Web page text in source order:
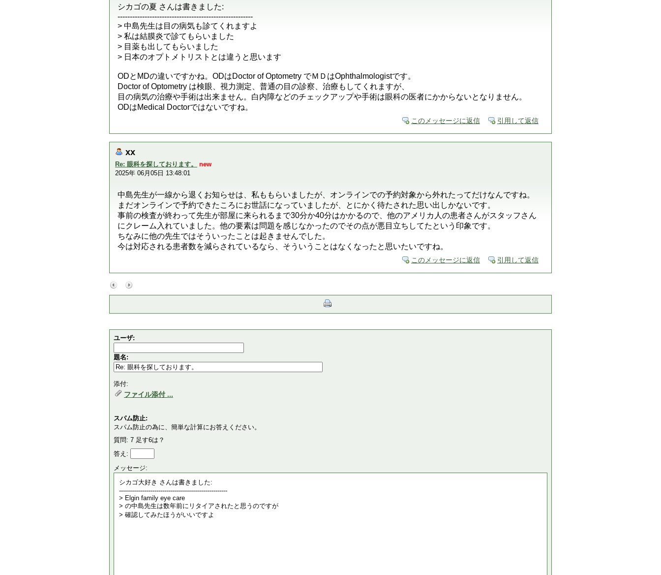
シカゴの夏 さんは書きました:
-------------------------------------------------------
> 中島先生は目の病気も診てくれますよ
> 私は結膜炎で診てもらいました
> 目薬も出してもらいました
> 日本のオプトメトリストとは違うと思います
ODとMDの違いですかね。ODはDoctor of Optometry でＭＤはOphthalmologistです。
Doctor of Optometry は検眼、視力測定、普通の目の診察、治療もしてくれますが、
目の病気の治療や手術は出来ません。白内障などのチェックアップや手術は眼科の医者にかからないとなりません。
ODはMedical Doctorではないですね。
このメッセージに返信 引用して返信
xx
Re: 眼科を探しております。
new
2025年 06月05日 13:48:01
中島先生が一線から退くお知らせは、私ももらいましたが、オンラインでの予約対象から外れたってだけなんですね。
まだオンラインで予約できたころにお世話になっていましたが、とにかく待たされた思い出しかないです。
事前の検査が終わって先生が部屋に来られるまで30分か40分はかかるので、他のアメリカ人の患者さんがスタッフさん
にクレーム入れていました。他の要素は問題を感じなかったのでその点が悪目立ちしてたという印象です。
ちなみに他の先生ではそういったことは起きませんでした。
今は対応される患者数を減らされているなら、そういうことはなくなったと思いたいですね。
このメッセージに返信 引用して返信
ユーザ:
題名:
添付:
ファイル添付 ...
スパム防止:
スパム防止の為に、簡単な計算にお答えください。
質問: 7 足す6は？
答え:
メッセージ: